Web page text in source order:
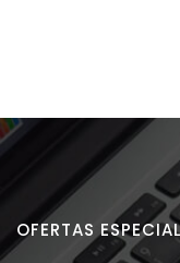
OFERTAS